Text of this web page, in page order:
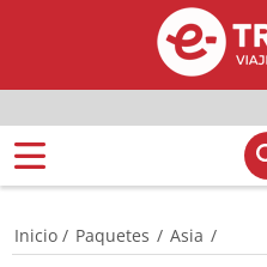
Inicio / Paquetes / Asia /